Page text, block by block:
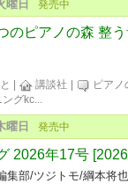
曜日 発売中
のピアノの森 整
講談社
ピアノ
ングkc...
曜日 発売中
2026年17号
集部/ツジトモ/綱本将